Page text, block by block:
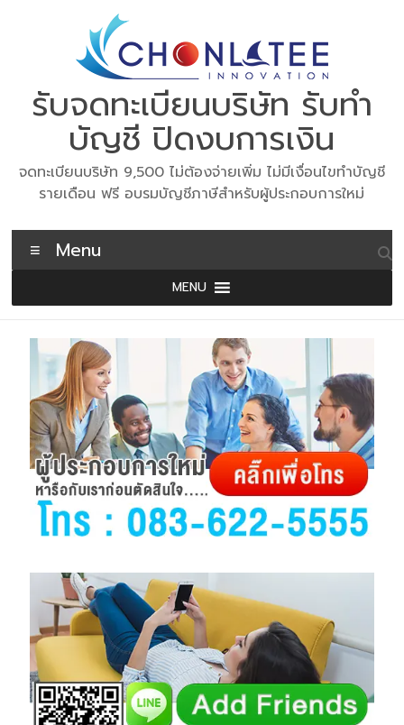
รับจดทะเบียนบริษัท รับทำ
บัญชี ปิดงบการเงิน
จดทะเบียนบริษัท 9,500 ไม่ต้องจ่ายเพิ่ม ไม่มีเงื่อนไขทำบัญชี
รายเดือน ฟรี อบรมบัญชีภาษีสำหรับผู้ประกอบการใหม่
Menu
MENU